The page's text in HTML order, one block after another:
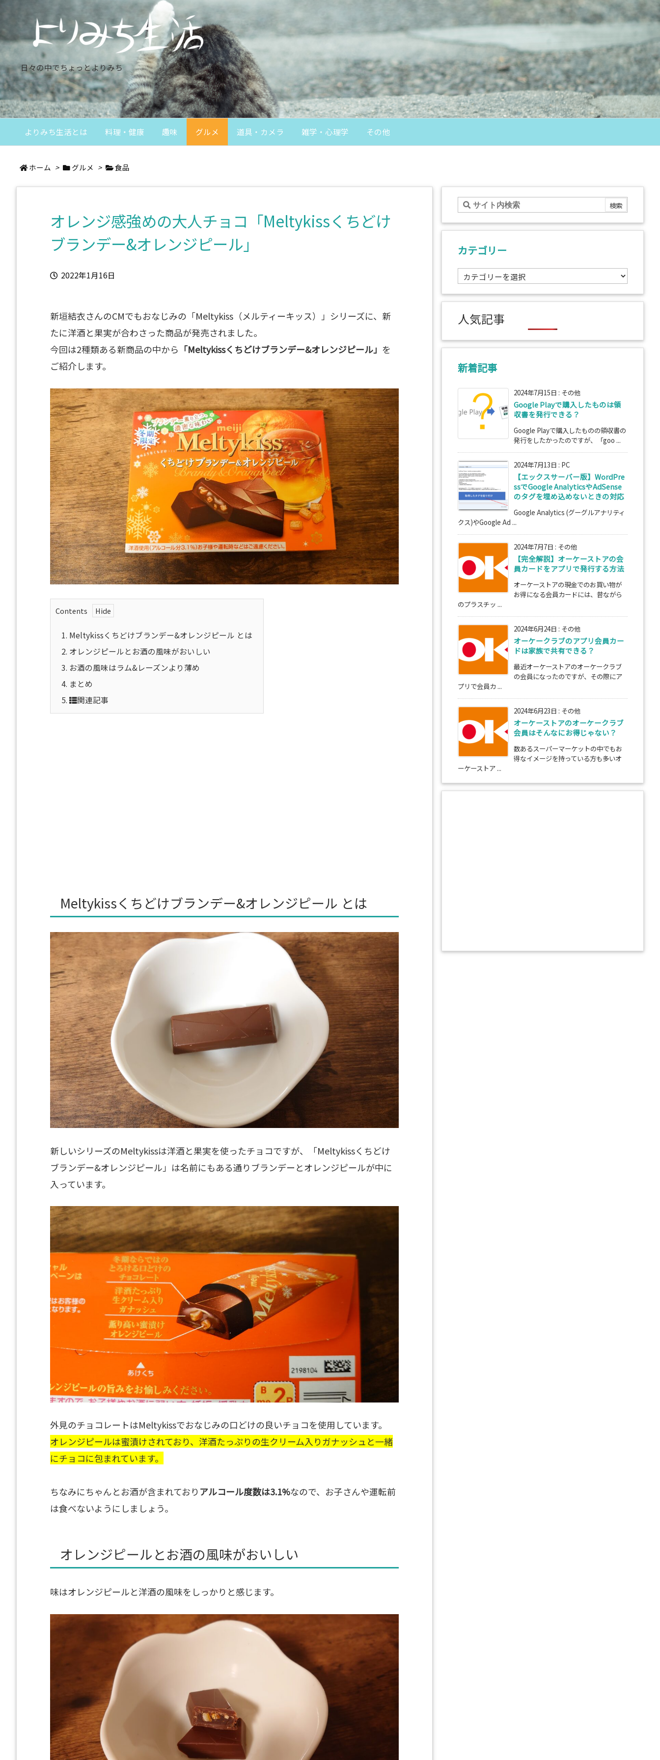
日々の中でちょっとよりみち
よりみち生活とは 料理・健康 趣味 グルメ 道具・カメラ 雑学・心理学 その他
ホーム > グルメ > 食品
オレンジ感強めの大人チョコ「Meltykissくちどけ
ブランデー&オレンジピール」
2022年1月16日
新垣結衣さんのCMでもおなじみの「Meltykiss（メルティーキッス）」シリーズに、新
たに洋酒と果実が合わさった商品が発売されました。
今回は2種類ある新商品の中から 「Meltykissくちどけブランデー&オレンジピール」 を
ご紹介します。
Contents
1. Meltykissくちどけブランデー&オレンジピール とは
2. オレンジピールとお酒の風味がおいしい
3. お酒の風味はラム&レーズンより薄め
4. まとめ
5.
関連記事
Meltykissくちどけブランデー&オレンジピール とは
新しいシリーズのMeltykissは洋酒と果実を使ったチョコですが、「Meltykissくちどけ
ブランデー&オレンジピール」は名前にもある通りブランデーとオレンジピールが中に
入っています。
外見のチョコレートはMeltykissでおなじみの口どけの良いチョコを使用しています。
オレンジピールは蜜漬けされており、洋酒たっぷりの生クリーム入りガナッシュと一緒
にチョコに包まれています。
ちなみにちゃんとお酒が含まれておりアルコール度数は3.1%なので、お子さんや運転前
は食べないようにしましょう。
オレンジピールとお酒の風味がおいしい
味はオレンジピールと洋酒の風味をしっかりと感じます。
カテゴリー
カ
テ
ゴ
ー
人気記事
新着記事
2024年7月15日 : その他
Google Playで購入したものは領
収書を発行できる？
Google Playで購入したものの領収書の
発行をしたかったのですが、「goo ...
2024年7月13日 : PC
【エックスサーバー版】WordPre
ssでGoogle AnalyticsやAdSense
のタグを埋め込めないときの対応
Google Analytics (グーグルアナリティ
クス)やGoogle Ad ...
2024年7月7日 : その他
【完全解説】オーケーストアの会
員カードをアプリで発行する方法
オーケーストアの現金でのお買い物が
お得になる会員カードには、昔ながら
のプラスチッ ...
2024年6月24日 : その他
オーケークラブのアプリ会員カー
ドは家族で共有できる？
最近オーケーストアのオーケークラブ
の会員になったのですが、その際にア
プリで会員カ ...
2024年6月23日 : その他
オーケーストアのオーケークラブ
会員はそんなにお得じゃない？
数あるスーパーマーケットの中でもお
得なイメージを持っている方も多いオ
ーケーストア ...